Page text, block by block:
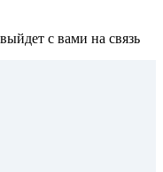
с вами на связь